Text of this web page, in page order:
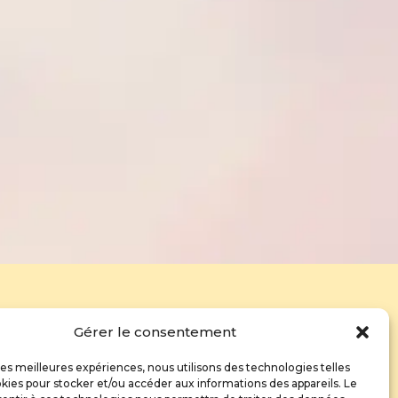
Gérer le consentement
meilleures expériences, nous utilisons des technologies telles
pour stocker et/ou accéder aux informations des appareils. Le
Aroma-drainage
BM reboutement